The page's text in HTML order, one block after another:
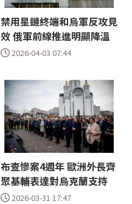
禁用星鏈終端和烏軍反攻見
效 俄軍前線推進明顯降溫
2026-04-03 07:44
布查慘案4週年 歐洲外長齊
聚基輔表達對烏克蘭支持
2026-03-31 17:47